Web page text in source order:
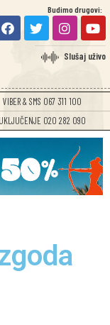
Budimo drugovi:
Slušaj uživo
VIBER & SMS 067 311 100
UKLJUČENJE 020 282 090